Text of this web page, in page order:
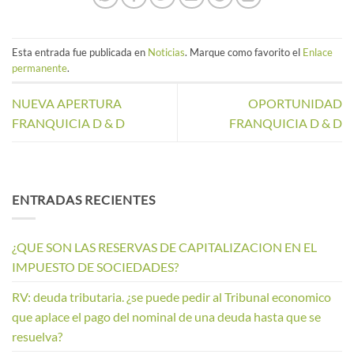
Esta entrada fue publicada en Noticias. Marque como favorito el Enlace
permanente.
NUEVA APERTURA
FRANQUICIA D & D
OPORTUNIDAD
FRANQUICIA D & D
ENTRADAS RECIENTES
¿QUE SON LAS RESERVAS DE CAPITALIZACION EN EL
IMPUESTO DE SOCIEDADES?
RV: deuda tributaria. ¿se puede pedir al Tribunal economico
que aplace el pago del nominal de una deuda hasta que se
resuelva?